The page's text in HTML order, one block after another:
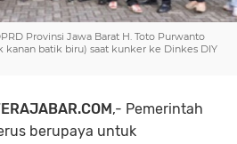
Provinsi Jawa Barat H. Toto Purwanto
kanan batik biru) saat kunker ke Dinkes DIY
,- Pemerintah
berupaya untuk